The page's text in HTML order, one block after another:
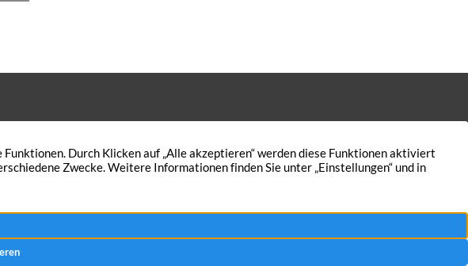
Peterskath 21
+49 2855 9214445
Kontakt
Nutzungsbedingungen
Immobilien
Impressum